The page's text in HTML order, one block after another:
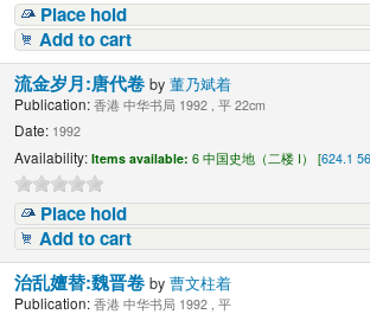
Place hold
Add to cart
流金岁月:唐代卷by董乃斌着
Publication: 香港 中华书局 1992 , 平 22cm
Date: 1992
Availability: Items available: 6 中国史地（二楼 I） [624.1
Place hold
Add to cart
治乱嬗替:魏晋卷by曹文柱着
Publication: 香港 中华书局 1992 , 平